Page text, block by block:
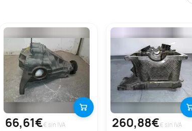
66,61€€ sin IVA 260,88€€ sin IVA